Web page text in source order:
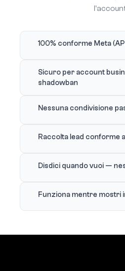
100% conforme Meta
Sicuro per account
shadowban
Nessuna condivisione
Raccolta lead conforme
Disdici quando vuoi —
Funziona mentre mostri